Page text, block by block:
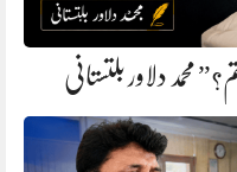
محمد دلاور بلتستانی